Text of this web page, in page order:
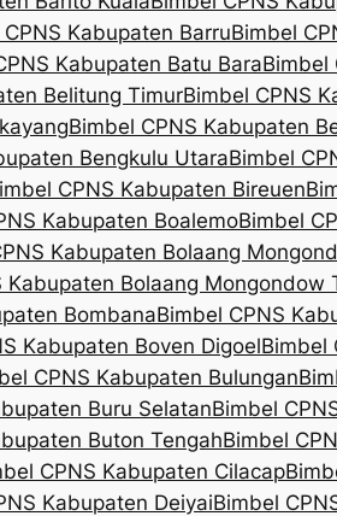
Kabupaten BarruBimbel
Kabupaten Batu BaraBimbel
Belitung TimurBimbel CPNS
Bimbel CPNS Kabupaten
Bengkulu UtaraBimbel
CPNS Kabupaten Bireuen
Kabupaten BoalemoBimbel
Kabupaten Bolaang
Kabupaten Bolaang Mongondow
BombanaBimbel CPNS
Kabupaten Boven DigoelBimbel
CPNS Kabupaten Bulungan
Buru SelatanBimbel
Buton TengahBimbel
CPNS Kabupaten Cilacap
Kabupaten DeiyaiBimbel